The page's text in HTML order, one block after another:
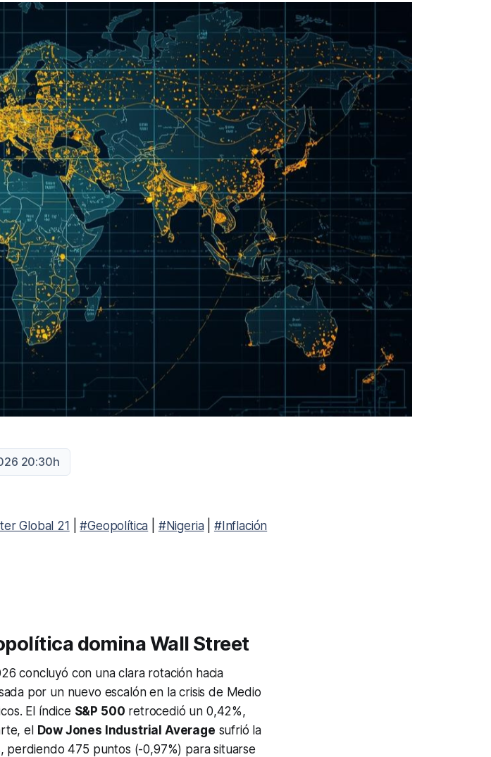
20:30h
Global 21 |#Geopolítica #Nigeria| #Inflación
domina Wall Street
concluyó con una clara rotación hacia
por un nuevo escalón en la crisis de Medio
El índice S&P 500 retrocedió un 0,42%,
el
Dow Jones Industrial Average sufrió la
perdiendo 475 puntos (-0,97%) para situarse